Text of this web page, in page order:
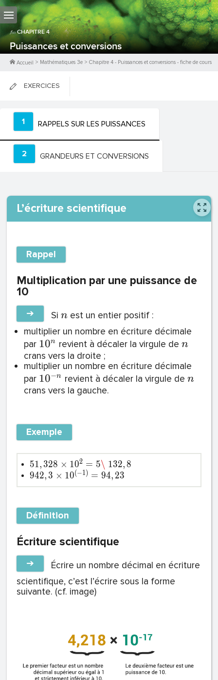
CHAPITRE4
Puissances et conversions
Accueil > Mathématiques 3e > Chapitre 4 - Puissances et conversions - fiche de cours
EXERCICES
FICHES DE COURS
0PTS
1 RAPPELS SUR LES PUISSANCES
2 GRANDEURS ET CONVERSIONS
L’écriture scientifique
Rappel
Multiplication par une puissance de
10
➔ Si n est un entier positif :
multiplier un nombre en écriture décimale
par 10n revient à décaler la virgule de n
crans vers la droite ;
multiplier un nombre en écriture décimale
par 10−n revient à décaler la virgule de n
crans vers la gauche.
Exemple
51, 328 × 102 = 5\ 132,8
942, 3 × 10(−1) = 94, 23
Définition
Écriture scientifique
➔
Écrire un nombre décimal en écriture
scientifique, c’est l’écrire sous la forme
suivante. (cf. image)